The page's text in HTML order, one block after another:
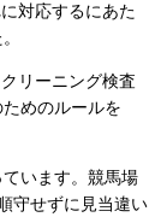
対応するにあた
リーニング検査
めのルールを
います。競馬場
守せずに見当違い